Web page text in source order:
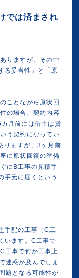
では済まされ
りますが、その中
る妥当性」と「原
ことながら原状回
の場合、契約内容
月前には借主は貸
う契約になってい
りますが、3ヶ月前
に原状回復の準備
にB工事の見積手
手元に届くという
手配の工事（C工
います。C工事で
工事で何か工事上
迷惑が及んでしま
題となる可能性が